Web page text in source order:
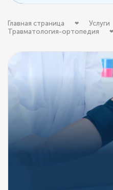
Главная страница
Услуги
Травматология-ортопедия